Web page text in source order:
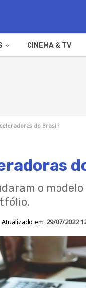
CINEMA & TV
do Brasil?
o modelo
Atualizado em 29/07/2022